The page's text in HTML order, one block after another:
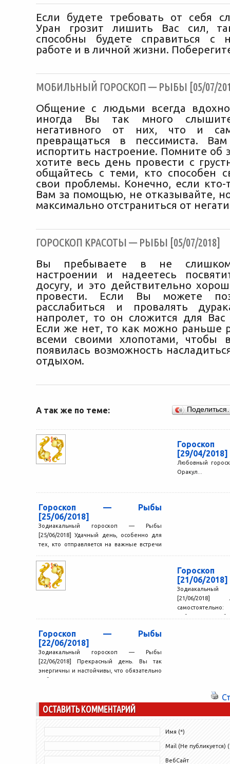
Если будете требовать от себя
Уран грозит лишить Вас сил,
способны будете справиться с
работе и в личной жизни.
МОБИЛЬНЫЙ ГОРОСКОП — РЫБЫ [05/07/
Общение с людьми всегда
иногда Вы так много
негативного от них, что и
превращаться в пессимиста.
испортить настроение. Помните об
хотите весь день провести с
общайтесь с теми, кто способен
свои проблемы. Конечно, если кто-
Вам за помощью, не отказывайте,
максимально отстраниться от
ГОРОСКОП КРАСОТЫ — РЫБЫ [05/07/2018]
Вы пребываете в не слишком
настроении и надеетесь
досугу, и это действительно
провести. Если Вы можете
расслабиться и провалять
напролет, то он сложится для Вас
Если же нет, то как можно раньше
всеми своими хлопотами, чтобы
появилась возможность
отдыхом.
А так же по теме:
[29/04/2018]
Любовный
Оракул...
Гороскоп — Рыбы
[25/06/2018]
Зодиакальный гороскоп — Рыбы
[25/06/2018] Удачный день, особенно для
тех, кто отправляется на важные встречи
[21/06/2018]
[21/06/2018]
избежать
Гороскоп — Рыбы
[22/06/2018]
Зодиакальный гороскоп — Рыбы
[22/06/2018] Прекрасный день. Вы так
энергичны и настойчивы, что обязательно
добьетесь своего, даже если кто-то
ОСТАВИТЬ КОММЕНТАРИЙ
Имя (*)
Mail (Не публикуется)
ВебСайт